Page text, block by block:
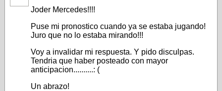
Joder Mercedes!!!!
Puse mi pronostico cuando ya se estaba jugando!
Juro que no lo estaba mirando!!!
Voy a invalidar mi respuesta. Y pido disculpas.
Tendria que haber posteado con mayor
anticipacion..........: (
Un abrazo!